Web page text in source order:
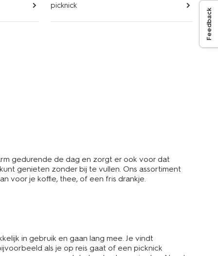
picknick
gedurende de dag en zorgt er ook voor dat
genieten zonder bij te vullen. Ons assortiment
voor je koffie, thee, of een fris drankje.
in gebruik en gaan lang mee. Je vindt
als je op reis gaat of een picknick
Feedback